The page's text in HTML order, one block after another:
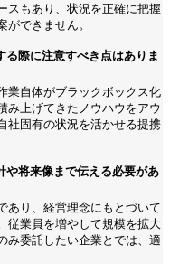
スもあり、状況を正確に把握
ができません。
際に注意すべき点はありま
業自体がブラックボックス化
み上げてきたノウハウをアウ
社固有の状況を活かせる提携
や将来像まで伝える必要があ
あり、経営理念にもとづいて
従業員を増やして規模を拡大
み委託したい企業とでは、適